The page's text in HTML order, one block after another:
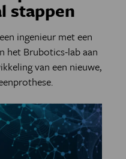
stappen
ingenieur met een
het Brubotics-lab aan
van een nieuwe,